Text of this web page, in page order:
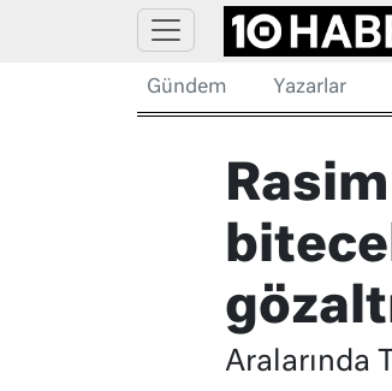
Gündem Yazarlar
Aralarında